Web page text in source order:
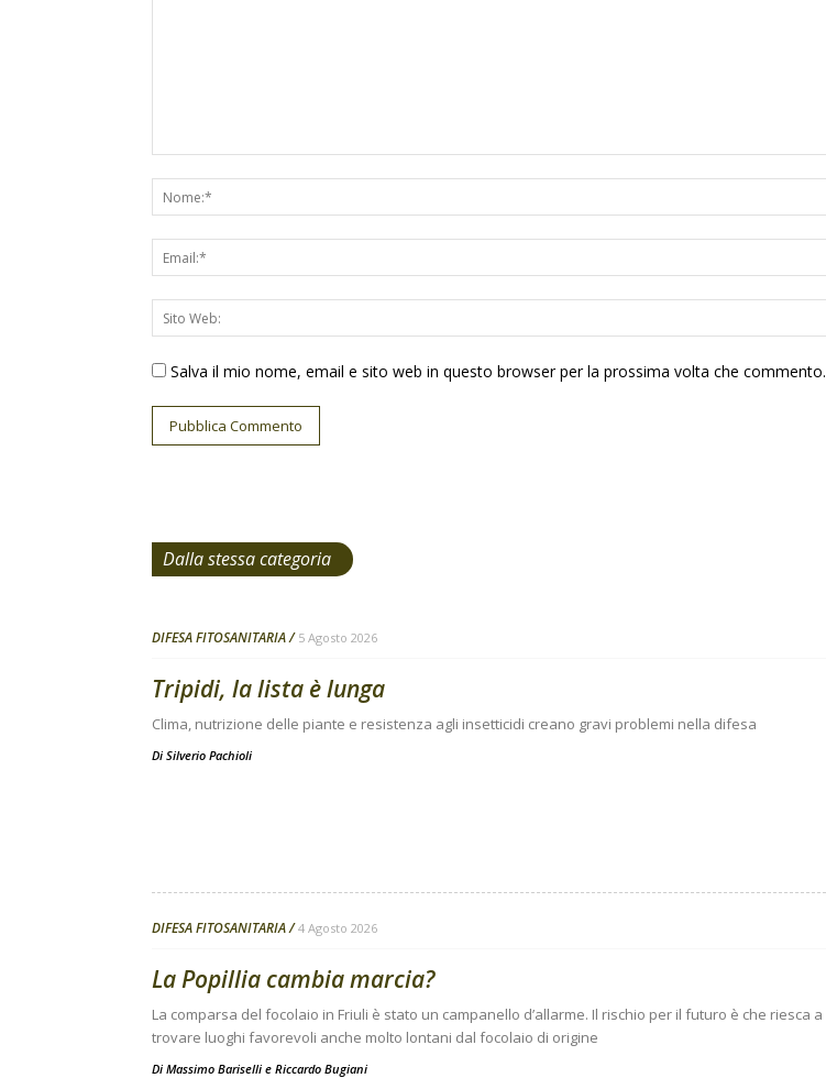
Salva il mio nome, email e sito web in questo browser per la prossima volta che commento.
Dalla stessa categoria
DIFESA FITOSANITARIA 5 Agosto 2026
Tripidi, la lista è lunga
Clima, nutrizione delle piante e resistenza agli insetticidi creano gravi problemi nella difesa
Di Silverio Pachioli
DIFESA FITOSANITARIA 4 Agosto 2026
La Popillia cambia marcia?
La comparsa del focolaio in Friuli è stato un campanello d’allarme. Il rischio per il futuro è che riesca a
trovare luoghi favorevoli anche molto lontani dal focolaio di origine
Di Massimo Bariselli e Riccardo Bugiani